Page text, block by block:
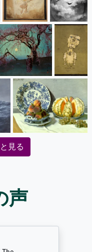
見る
声